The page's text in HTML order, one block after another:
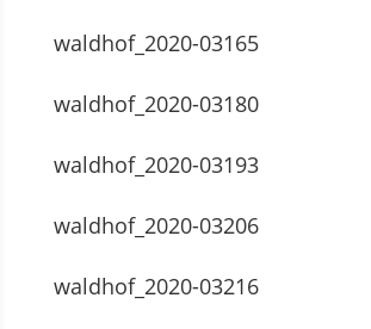
waldhof_2020-03165
waldhof_2020-03180
waldhof_2020-03193
waldhof_2020-03206
waldhof_2020-03216